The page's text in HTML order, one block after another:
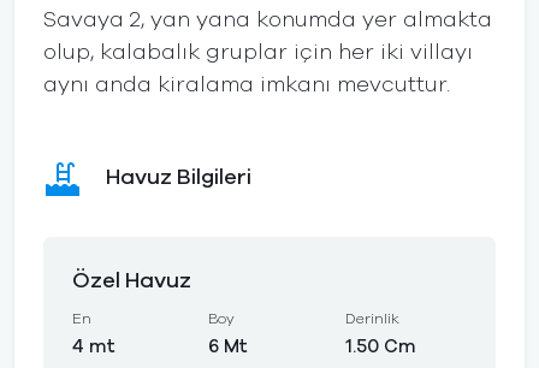
Savaya 2, yan yana konumda yer almakta
olup, kalabalık gruplar için her iki villayı
aynı anda kiralama imkanı mevcuttur.
Havuz Bilgileri
Özel Havuz
En
4 mt
Boy
6 Mt
Derinlik
1.50 Cm